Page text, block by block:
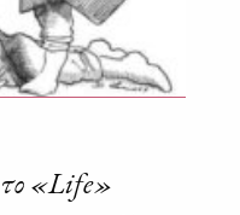
το «Life»